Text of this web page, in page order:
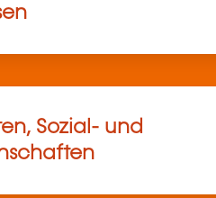
Sozial- und